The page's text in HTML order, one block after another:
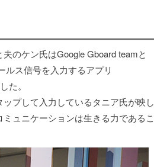
のケン氏はGoogle Gboard teamと
ルス信号を入力するアプリ
た。
プして入力しているタニア氏が映し
ュニケーションは生きる力であるこ